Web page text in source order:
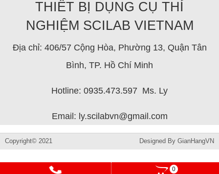
THIẾT BỊ DỤNG CỤ THÍ
NGHIỆM SCILAB VIETNAM
Địa chỉ: 406/57 Cộng Hòa, Phường 13, Quận Tân
Bình, TP. Hồ Chí Minh
Hotline: 0935.473.597 Ms. Ly
Email: ly.scilabvn@gmail.com
Copyright© 2021 Designed By GianHangVN
0